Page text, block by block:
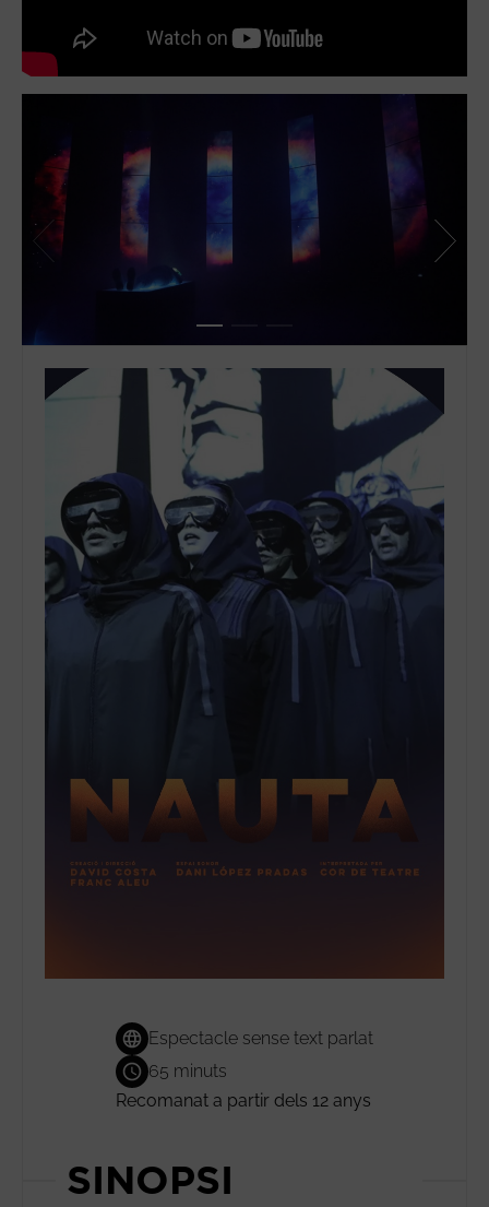
Espectacle sense text parlat
65 minuts
Recomanat a partir dels 12 anys
SINOPSI